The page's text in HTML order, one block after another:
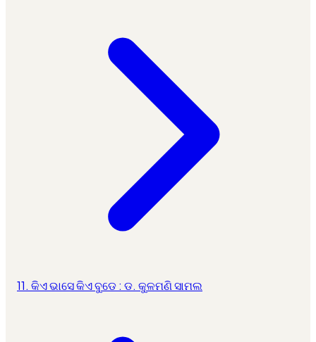
11. କିଏ ଭାସେ କିଏ ବୁଡେ : ଡ. କୁଳମଣି ସାମଲ